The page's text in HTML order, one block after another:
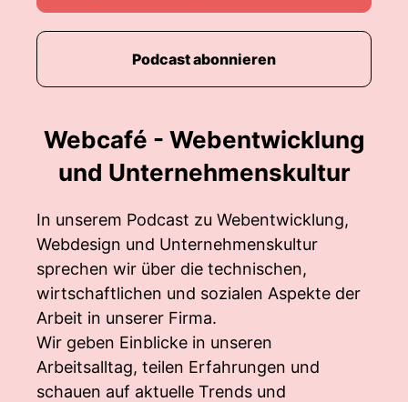
Webcafé - Webentwicklung
und Unternehmenskultur
In unserem Podcast zu Webentwicklung,
Webdesign und Unternehmenskultur
sprechen wir über die technischen,
wirtschaftlichen und sozialen Aspekte der
Arbeit in unserer Firma.
Wir geben Einblicke in unseren
Arbeitsalltag, teilen Erfahrungen und
schauen auf aktuelle Trends und
Podcast abonnieren